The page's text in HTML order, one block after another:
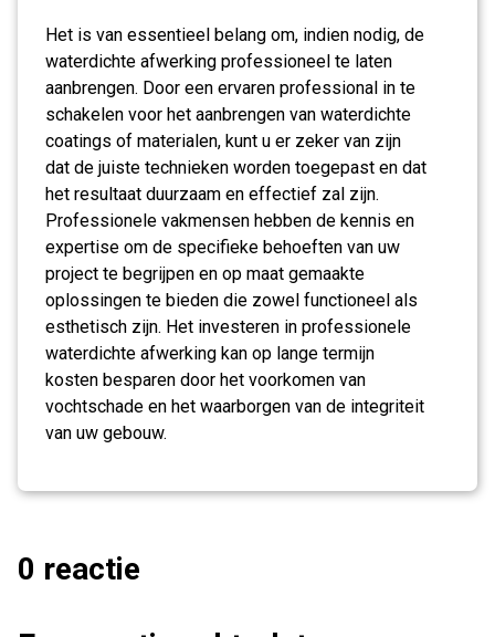
Het is van essentieel belang om, indien nodig, de
waterdichte afwerking professioneel te laten
aanbrengen. Door een ervaren professional in te
schakelen voor het aanbrengen van waterdichte
coatings of materialen, kunt u er zeker van zijn
dat de juiste technieken worden toegepast en dat
het resultaat duurzaam en effectief zal zijn.
Professionele vakmensen hebben de kennis en
expertise om de specifieke behoeften van uw
project te begrijpen en op maat gemaakte
oplossingen te bieden die zowel functioneel als
esthetisch zijn. Het investeren in professionele
waterdichte afwerking kan op lange termijn
kosten besparen door het voorkomen van
vochtschade en het waarborgen van de integriteit
van uw gebouw.
0 reactie